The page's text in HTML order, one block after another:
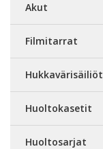
Akut
Filmitarrat
Hukkavärisäiliöt
Huoltokasetit
Huoltosarjat